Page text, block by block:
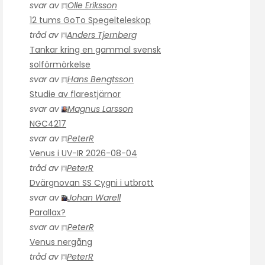
svar av
Olle Eriksson
12 tums GoTo Spegelteleskop
tråd av
Anders Tjernberg
Tankar kring en gammal svensk
solförmörkelse
svar av
Hans Bengtsson
Studie av flarestjärnor
svar av
Magnus Larsson
NGC4217
svar av
PeterR
Venus i UV-IR 2026-08-04
tråd av
PeterR
Dvärgnovan SS Cygni i utbrott
svar av
Johan Warell
Parallax?
svar av
PeterR
Venus nergång
tråd av
PeterR